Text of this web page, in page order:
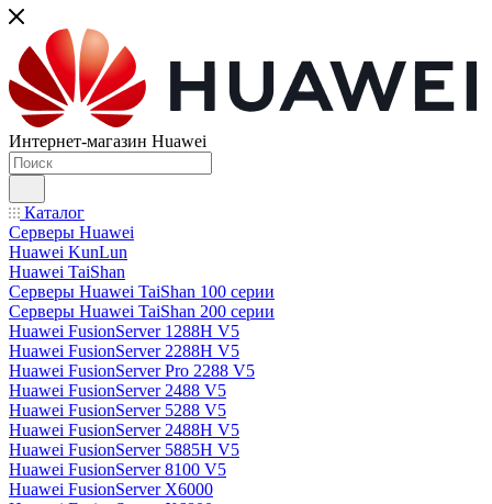
Интернет-магазин Huawei
Каталог
Серверы Huawei
Huawei KunLun
Huawei TaiShan
Серверы Huawei TaiShan 100 серии
Серверы Huawei TaiShan 200 серии
Huawei FusionServer 1288H V5
Huawei FusionServer 2288H V5
Huawei FusionServer Pro 2288 V5
Huawei FusionServer 2488 V5
Huawei FusionServer 5288 V5
Huawei FusionServer 2488H V5
Huawei FusionServer 5885H V5
Huawei FusionServer 8100 V5
Huawei FusionServer X6000